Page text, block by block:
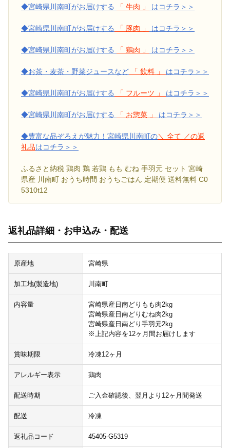
◆宮崎県川南町がお届けする 「 牛肉 」 はコチラ＞＞
◆宮崎県川南町がお届けする 「 豚肉 」 はコチラ＞＞
◆宮崎県川南町がお届けする 「 鶏肉 」 はコチラ＞＞
◆お茶・麦茶・野菜ジュースなど 「 飲料 」 はコチラ＞＞
◆宮崎県川南町がお届けする 「 フルーツ 」 はコチラ＞＞
◆宮崎県川南町がお届けする 「 お惣菜 」 はコチラ＞＞
◆豊富な品ぞろえが魅力！宮崎県川南町の＼ 全て ／の返
礼品はコチラ＞＞
ふるさと納税 鶏肉 鶏 若鶏 もも むね 手羽元 セット 宮崎
県産 川南町 おうち時間 おうちごはん 定期便 送料無料 C0
5310t12
返礼品詳細・お申込み・配送
原産地 宮崎県
加工地(製造地) 川南町
内容量
宮崎県産日南どりもも肉2kg
宮崎県産日南どりむね肉2kg
宮崎県産日南どり手羽元2kg
※上記内容を12ヶ月間お届けします
賞味期限 冷凍12ヶ月
アレルギー表示 鶏肉
配送時期 ご入金確認後、翌月より12ヶ月間発送
配送 冷凍
返礼品コード 45405-G5319